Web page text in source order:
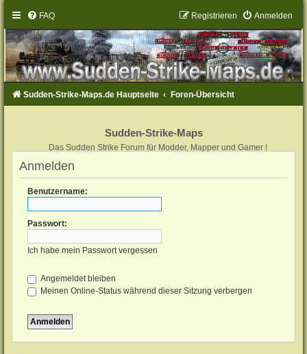
FAQ Anmelden
Registrieren
Sudden-Strike-Maps.de Hauptseite Foren-Übersicht
Sudden-Strike-Maps
Das Sudden Strike Forum für Modder, Mapper und Gamer !
Anmelden
Benutzername:
Passwort:
Ich habe mein Passwort vergessen
Angemeldet bleiben
Meinen Online-Status während dieser Sitzung verbergen